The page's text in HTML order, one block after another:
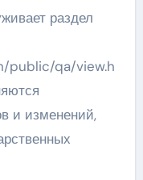
раздел
public/qa/view.h
и изменений,